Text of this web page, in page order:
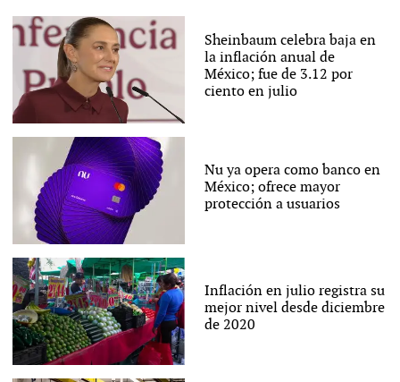
Sheinbaum celebra baja en
la inflación anual de
México; fue de 3.12 por
ciento en julio
Nu ya opera como banco en
México; ofrece mayor
protección a usuarios
Inflación en julio registra su
mejor nivel desde diciembre
de 2020